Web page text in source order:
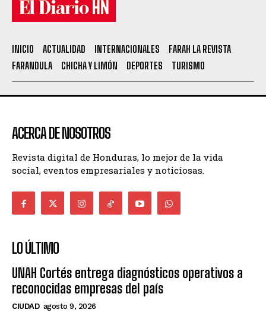
INICIO ACTUALIDAD INTERNACIONALES
FARAH LA REVISTA
FARANDULA
CHICHA Y LIMÓN DEPORTES TURISMO
ACERCA DE NOSOTROS
Revista digital de Honduras, lo mejor de la vida
social, eventos empresariales y noticiosas.
LO ÚLTIMO
UNAH Cortés entrega diagnósticos operativos a
reconocidas empresas del país
CIUDAD agosto 9, 2026